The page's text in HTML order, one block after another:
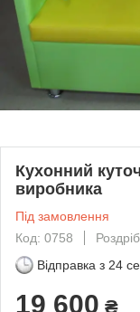
Кухонний
виробника
Під замовлення
Код: 0758
Роздріб
Відправка з 24
19 600 ₴